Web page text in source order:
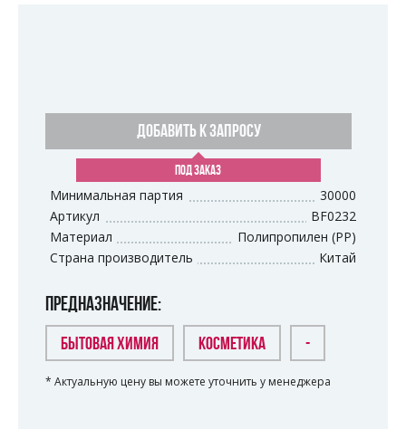
ДОБАВИТЬ К ЗАПРОСУ
ПОД ЗАКАЗ
Минимальная партия
30000
Артикул
BF0232
Материал
Полипропилен (PP)
Страна производитель
Китай
ПРЕДНАЗНАЧЕНИЕ:
БЫТОВАЯ ХИМИЯ КОСМЕТИКА -
* Актуальную цену вы можете уточнить у менеджера